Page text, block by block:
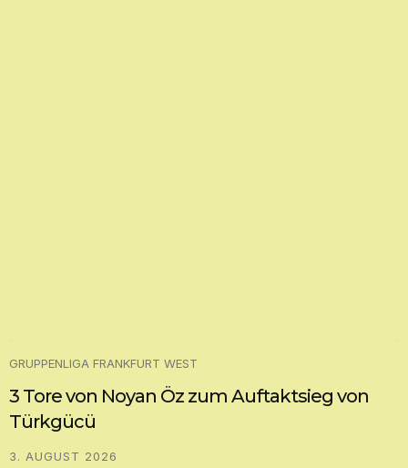
GRUPPENLIGA FRANKFURT WEST
3 Tore von Noyan Öz zum Auftaktsieg von
Türkgücü
3. AUGUST 2026